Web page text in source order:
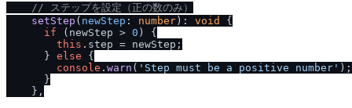
/ / ステップを設定（正の数のみ）
setStep ( newStep : number): void
{
if (newStep > 0 ) {
this . step = newStep;
      }
else {
console . warn ( 'Step must be a positive number' );
      }
    },